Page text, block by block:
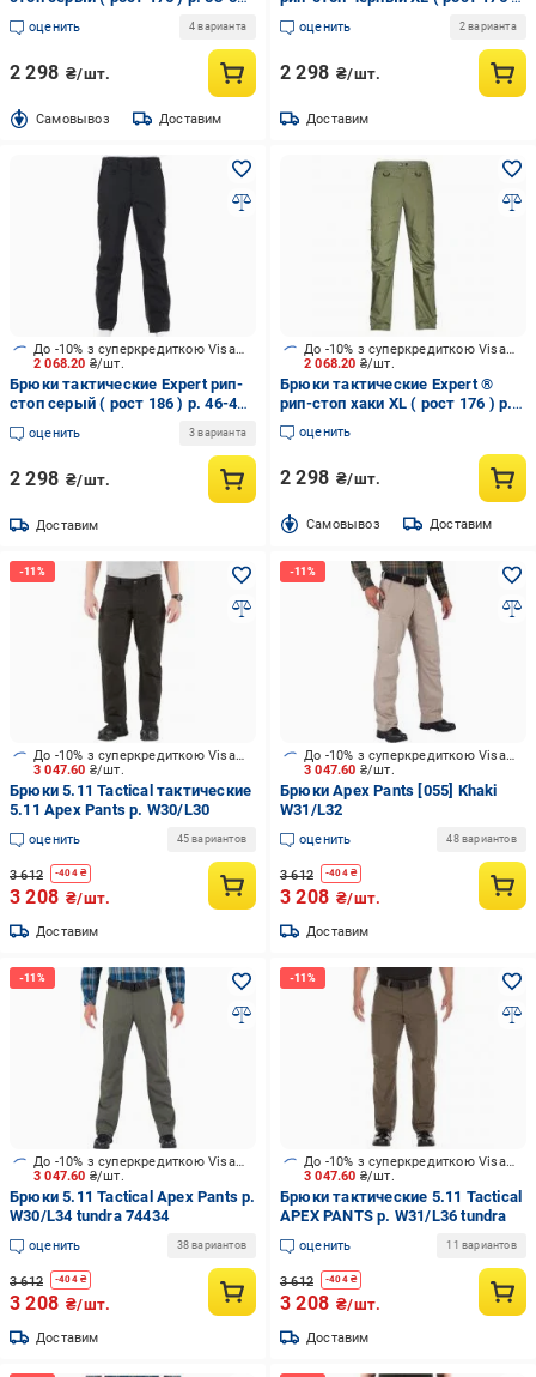
серый (ВТМ)
оценить 4 варианта
2 298 ₴/шт.
Cамовывоз Доставим
р. 50 (ВТМ)
оценить 2 варианта
2 298 ₴/шт.
Доставим
2 068.20 ₴/шт.
До -10% з суперкредиткою Visa Вигода
Брюки тактические Expert рип-
стоп серый ( рост 186 ) р. 46-49
см серый (ВТМ)
оценить 3 варианта
2 298 ₴/шт.
Доставим
2 068.20 ₴/шт.
До -10% з суперкредиткою Visa Вигода
Брюки тактические Expert ®
рип-стоп хаки XL ( рост 176 ) р.
52 хаки
оценить
2 298 ₴/шт.
Cамовывоз Доставим
3 047.60 ₴/шт.
До -10% з суперкредиткою Visa Вигода
Брюки 5.11 Tactical тактические
5.11 Apex Pants р. W30/L30
оценить 45 вариантов
3 612 -404₴
3 208 ₴/шт.
Доставим
3 047.60 ₴/шт.
До -10% з суперкредиткою Visa Вигода
Брюки Apex Pants [055] Khaki
W31/L32
оценить 48 вариантов
3 612 -404₴
3 208 ₴/шт.
Доставим
3 047.60 ₴/шт.
До -10% з суперкредиткою Visa Вигода
Брюки 5.11 Tactical Apex Pants р.
W30/L34 tundra 74434
оценить 38 вариантов
3 612 -404₴
3 208 ₴/шт.
Доставим
3 047.60 ₴/шт.
До -10% з суперкредиткою Visa Вигода
Брюки тактические 5.11 Tactical
APEX PANTS р. W31/L36 tundra
оценить 11 вариантов
3 612 -404₴
3 208 ₴/шт.
Доставим